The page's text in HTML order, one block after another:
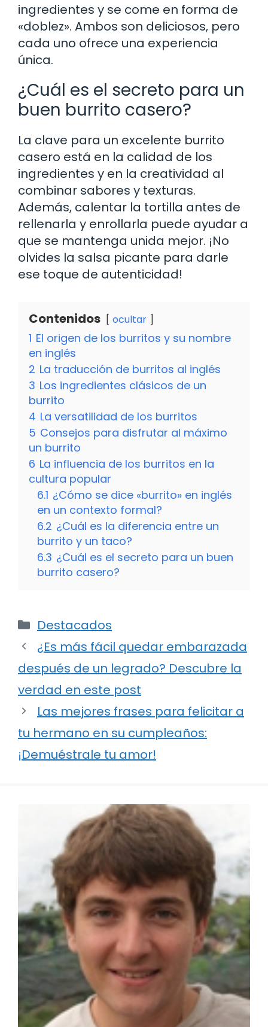
ingredientes y se come en forma de
«doblez». Ambos son deliciosos, pero
cada uno ofrece una experiencia
única.
¿Cuál es el secreto para un
buen burrito casero?
La clave para un excelente burrito
casero está en la calidad de los
ingredientes y en la creatividad al
combinar sabores y texturas.
Además, calentar la tortilla antes de
rellenarla y enrollarla puede ayudar a
que se mantenga unida mejor. ¡No
olvides la salsa picante para darle
ese toque de autenticidad!
Contenidos ocultar
1 El origen de los burritos y su nombre
en inglés
2 La traducción de burritos al inglés
3 Los ingredientes clásicos de un
burrito
4 La versatilidad de los burritos
5 Consejos para disfrutar al máximo
un burrito
6 La influencia de los burritos en la
cultura popular
6.1 ¿Cómo se dice «burrito» en inglés
en un contexto formal?
6.2 ¿Cuál es la diferencia entre un
burrito y un taco?
6.3 ¿Cuál es el secreto para un buen
burrito casero?
Categorías
Destacados
¿Es más fácil quedar embarazada
después de un legrado? Descubre la
verdad en este post
Las mejores frases para felicitar a
tu hermano en su cumpleaños:
¡Demuéstrale tu amor!